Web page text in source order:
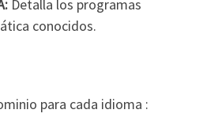
Detalla los programas
conocidos.
para cada idioma :